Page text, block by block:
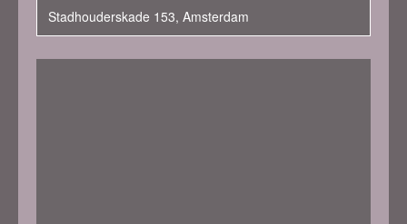
Stadhouderskade 153, Amsterdam